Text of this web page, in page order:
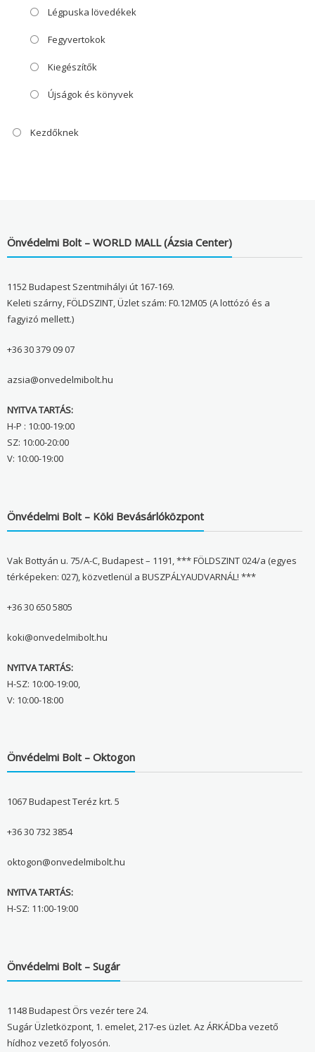
Légpuska lövedékek
Fegyvertokok
Kiegészítők
Újságok és könyvek
Kezdőknek
Önvédelmi Bolt – WORLD MALL (Ázsia Center)
1152 Budapest Szentmihályi út 167-169.
Keleti szárny, FÖLDSZINT, Üzlet szám: F0.12M05 (A lottózó és a
fagyizó mellett.)
+36 30 379 09 07
azsia@onvedelmibolt.hu
NYITVA TARTÁS:
H-P : 10:00-19:00
SZ: 10:00-20:00
V: 10:00-19:00
Önvédelmi Bolt – Köki Bevásárlóközpont
Vak Bottyán u. 75/A-C, Budapest – 1191, *** FÖLDSZINT 024/a (egyes
térképeken: 027), közvetlenül a BUSZPÁLYAUDVARNÁL! ***
+36 30 650 5805
koki@onvedelmibolt.hu
NYITVA TARTÁS:
H-SZ: 10:00-19:00,
V: 10:00-18:00
Önvédelmi Bolt – Oktogon
1067 Budapest Teréz krt. 5
+36 30 732 3854
oktogon@onvedelmibolt.hu
NYITVA TARTÁS:
H-SZ: 11:00-19:00
Önvédelmi Bolt – Sugár
1148 Budapest Örs vezér tere 24.
Sugár Üzletközpont, 1. emelet, 217-es üzlet. Az ÁRKÁDba vezető
hídhoz vezető folyosón.